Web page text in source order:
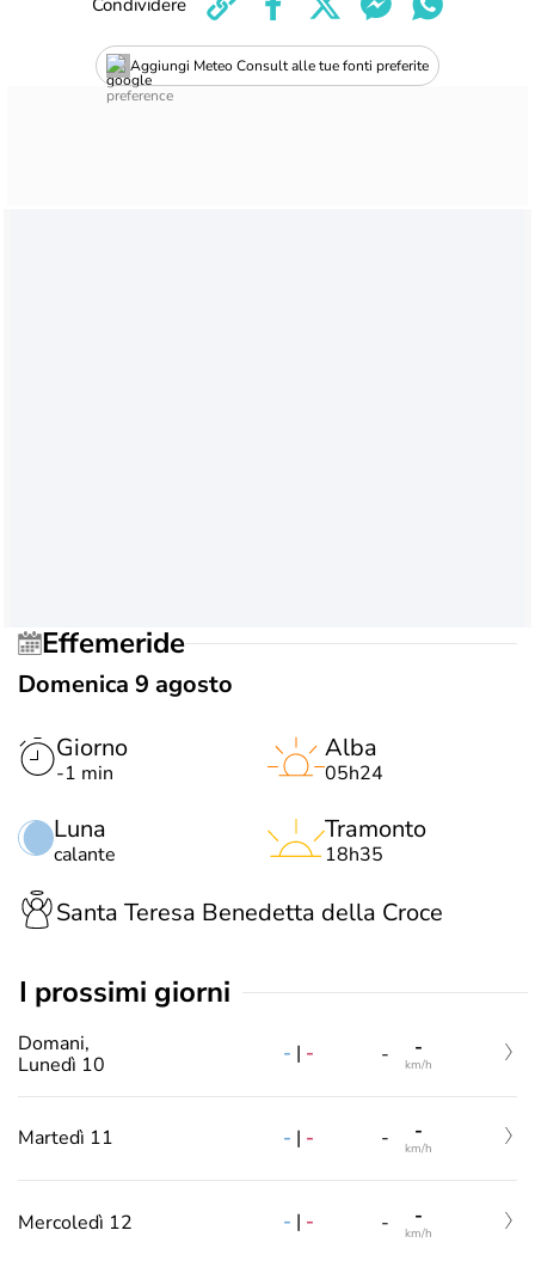
Aggiungi Meteo Consult alle tue fonti preferite
Condividere
Effemeride
Domenica 9 agosto
Giorno
-1 min
Luna
calante
Alba
05h24
Tramonto
18h35
Santa Teresa Benedetta della Croce
i prossimi giorni
Domani,
Lunedì 10
- | - - -
km/h
Martedì 11 - | - - -
km/h
Mercoledì 12 - | - - -
km/h